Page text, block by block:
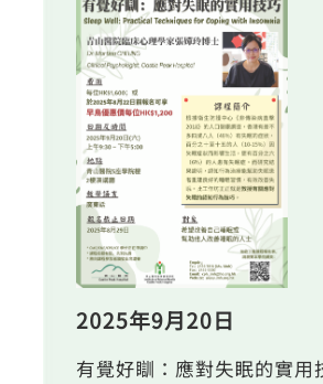
2025年9月20日
有覺好瞓：應對失眠的實用